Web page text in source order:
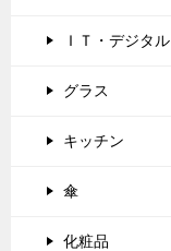
ＩＴ・デジタル
グラス
キッチン
傘
化粧品